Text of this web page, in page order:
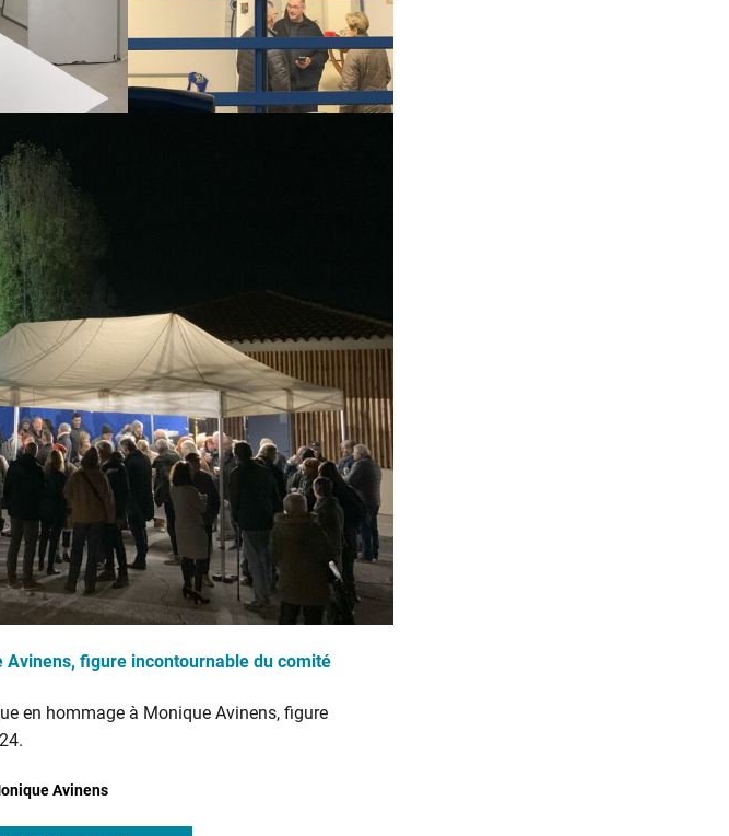
figure incontournable du comité
en hommage à Monique Avinens, figure
Avinens